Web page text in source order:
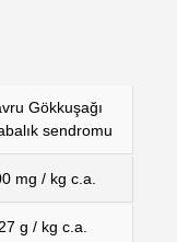
Gökkuşağı
sendromu
mg / kg c.a.
g / kg c.a.